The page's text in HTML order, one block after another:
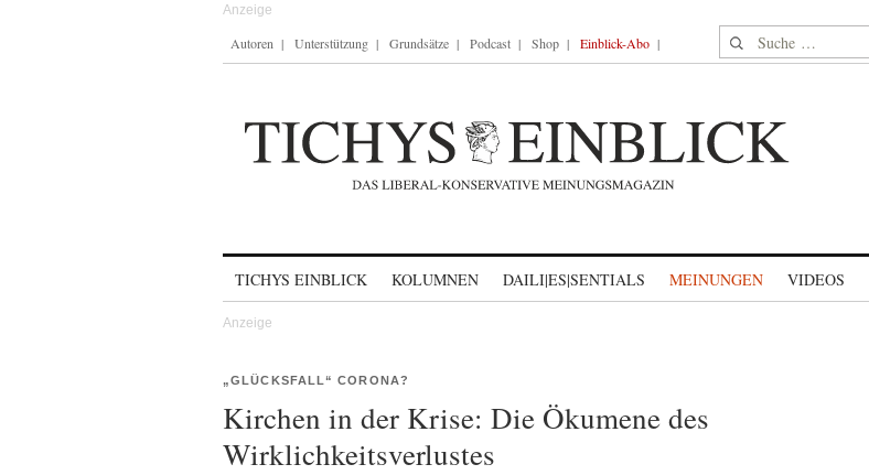
Autoren Unterstützung Grundsätze Podcast Shop Einblick-Abo Suche nach:
TICHYS EINBLICK KOLUMNEN DAILI|ES|SENTIALS MEINUNGEN VIDEOS
„GLÜCKSFALL“ CORONA?
Kirchen in der Krise: Die Ökumene des
Wirklichkeitsverlustes